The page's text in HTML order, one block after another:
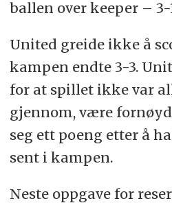
ballen over keeper – 3-
United greide ikke å
kampen endte 3-3.
for at spillet ikke var
gjennom, være
seg ett poeng etter å
sent i kampen.
Neste oppgave for